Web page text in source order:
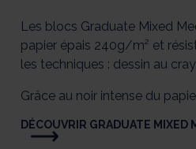
Les blocs Graduate Mixed
papier épais 240g/m² et
les techniques : dessin au
Grâce au noir intense du
DÉCOUVRIR GRADUATE MIXED